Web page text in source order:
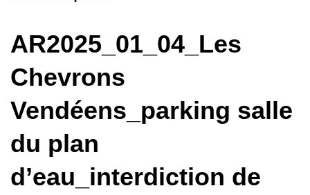
AR2025_01_04_Les
Chevrons
Vendéens_parking salle
du plan
d’eau_interdiction de